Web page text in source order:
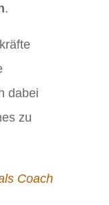
.
dabei
zu
Coach